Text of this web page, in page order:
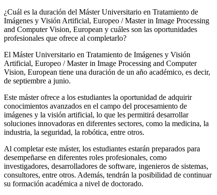
¿Cuál es la duración del Máster Universitario en Tratamiento de
Imágenes y Visión Artificial, Europeo / Master in Image Processing
and Computer Vision, European y cuáles son las oportunidades
profesionales que ofrece al completarlo?
El Máster Universitario en Tratamiento de Imágenes y Visión
Artificial, Europeo / Master in Image Processing and Computer
Vision, European tiene una duración de un año académico, es decir,
de septiembre a junio.
Este máster ofrece a los estudiantes la oportunidad de adquirir
conocimientos avanzados en el campo del procesamiento de
imágenes y la visión artificial, lo que les permitirá desarrollar
soluciones innovadoras en diferentes sectores, como la medicina, la
industria, la seguridad, la robótica, entre otros.
Al completar este máster, los estudiantes estarán preparados para
desempeñarse en diferentes roles profesionales, como
investigadores, desarrolladores de software, ingenieros de sistemas,
consultores, entre otros. Además, tendrán la posibilidad de continuar
su formación académica a nivel de doctorado.